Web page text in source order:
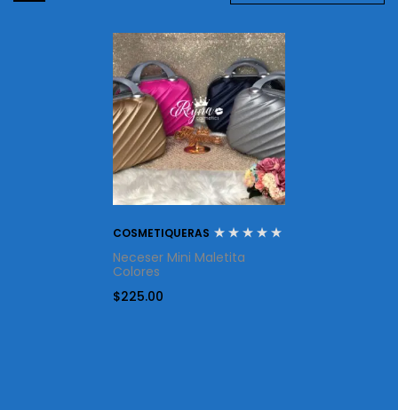
COSMETIQUERAS
Neceser Mini Maletita
Colores
$225.00